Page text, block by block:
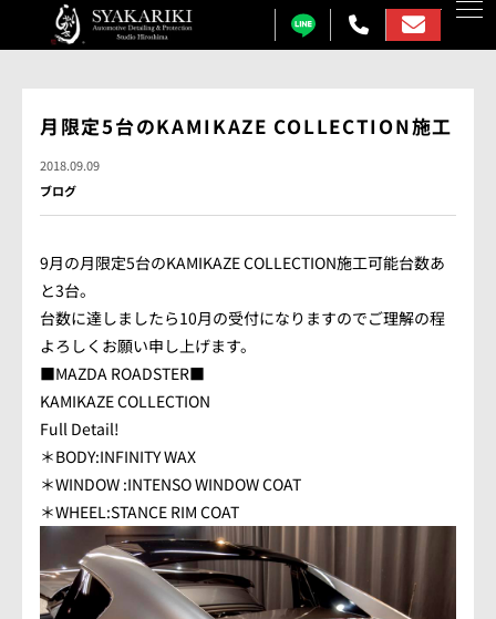
プロテクションフィルム
カーフィルム
カーラッピング
ガラス研磨
しゃかりきについて
施工事例
各メニュー料金表
会社概要
アクセス情報
月限定5台のKAMIKAZE COLLECTION施工
2018.09.09
ブログ
9月の月限定5台のKAMIKAZE COLLECTION施工可能台数あ
と3台。
台数に達しましたら10月の受付になりますのでご理解の程
よろしくお願い申し上げます。
■MAZDA ROADSTER■
KAMIKAZE COLLECTION
Full Detail!
＊BODY:INFINITY WAX
＊WINDOW :INTENSO WINDOW COAT
＊WHEEL:STANCE RIM COAT